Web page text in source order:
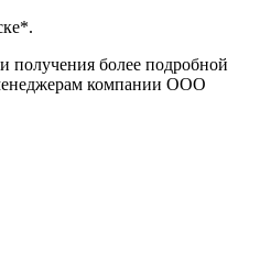
получения более подробной
компании ООО